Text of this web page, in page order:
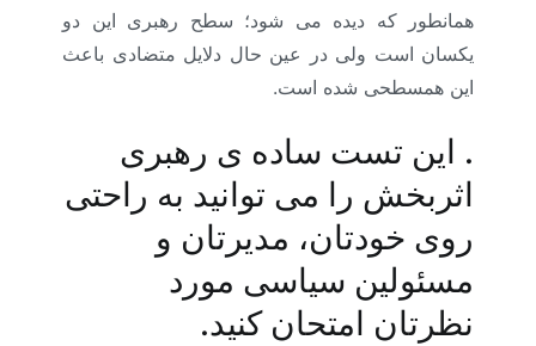
همانطور که دیده می ­شود؛ سطح رهبری این دو
یکسان است ولی در عین حال دلایل متضادی باعث
این همسطحی شده ­است.
. این تست ساده­ ی رهبری
اثربخش را می ­توانید به راحتی
روی خودتان، مدیرتان و
مسئولین سیاسی مورد
نظرتان امتحان کنید.